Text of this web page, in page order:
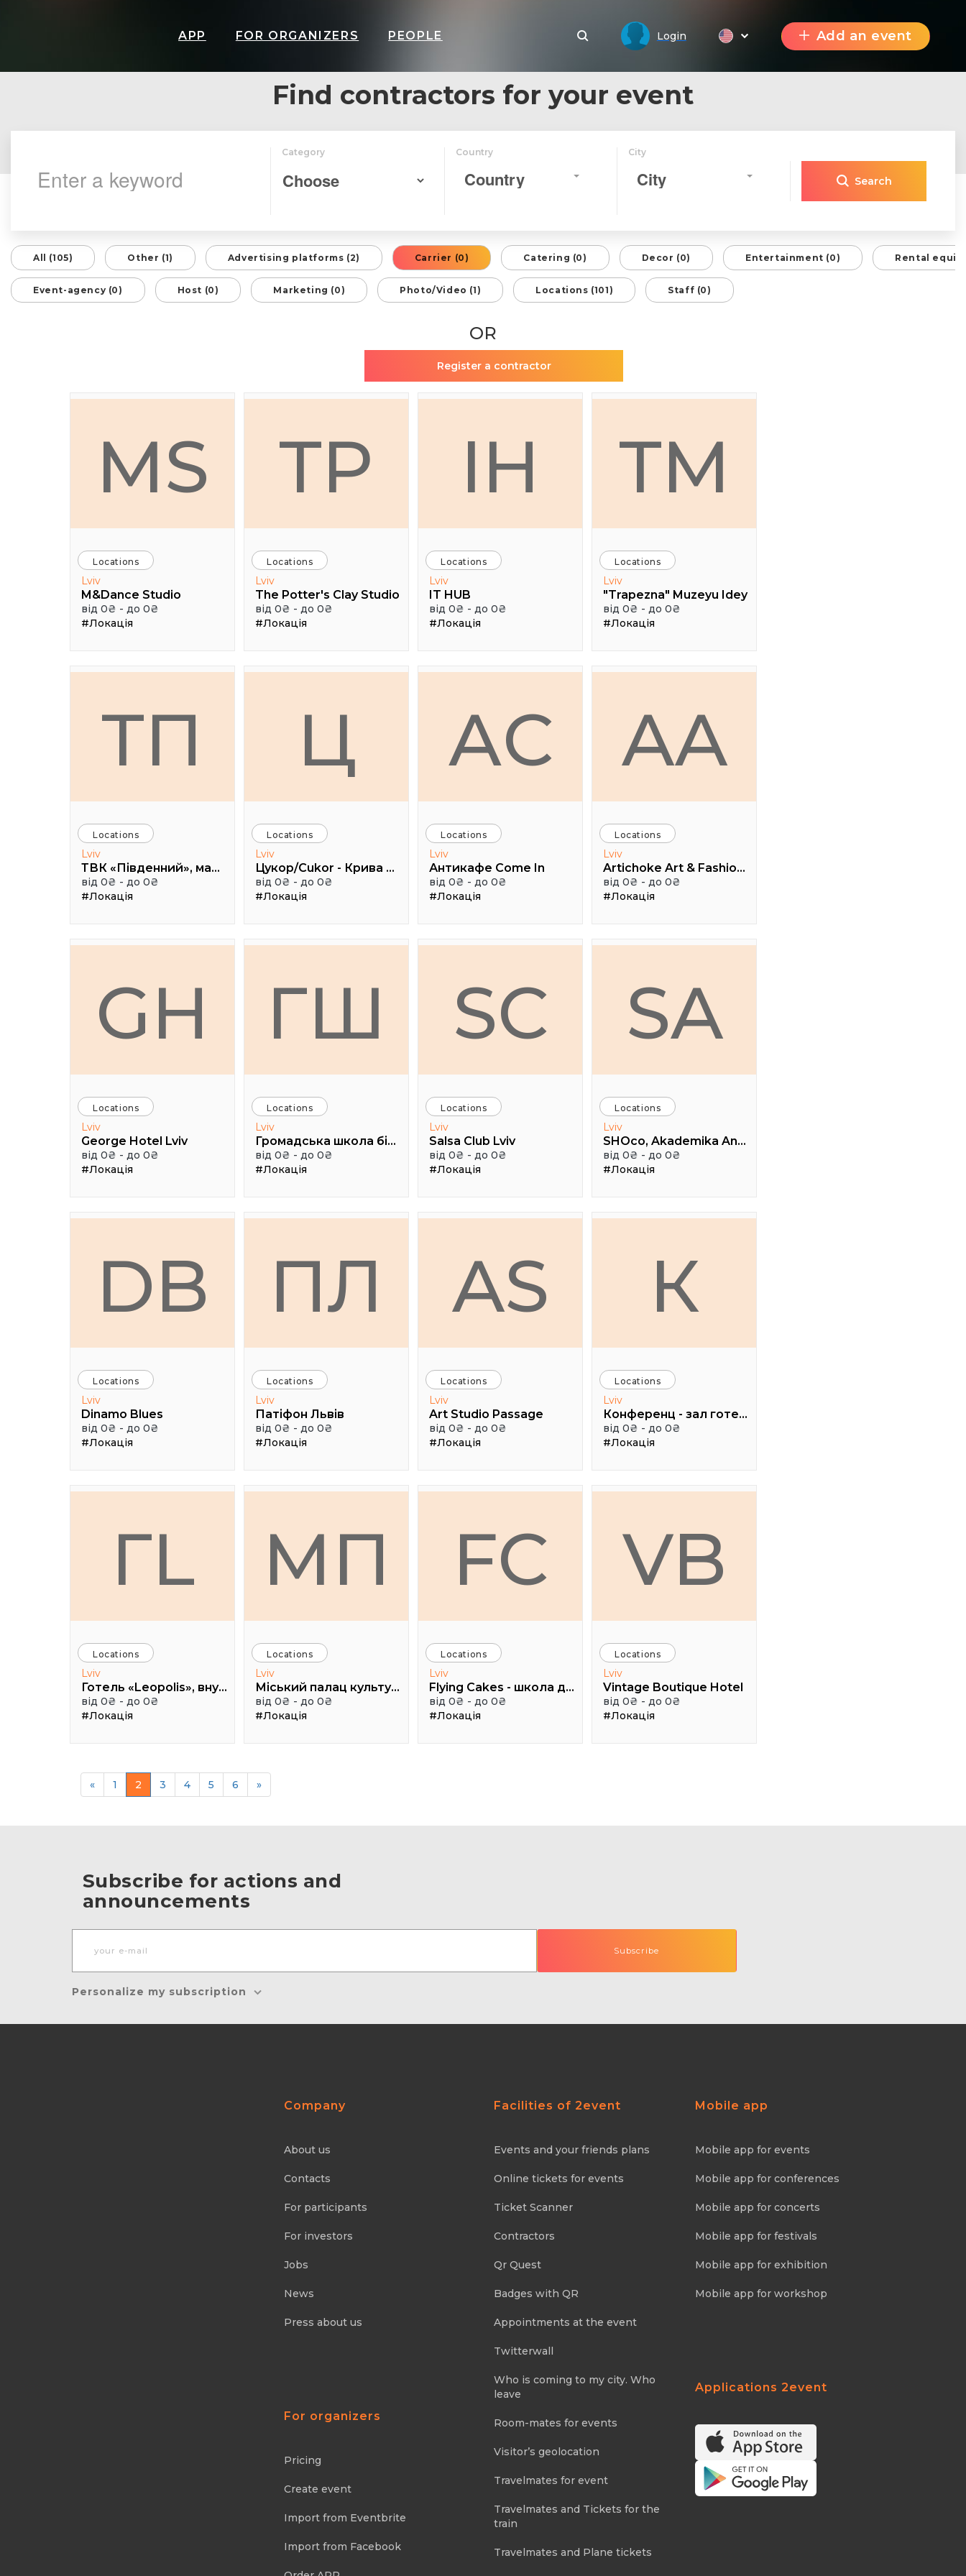
APP FOR ORGANIZERS PEOPLE Login Add an event
Find contractors for your event
Category Country
Country
City
City Search
All (105) Other (1) Advertising platforms (2) Carrier (0) Catering (0) Decor (0) Entertainment (0) Rental
Event-agency (0) Host (0) Marketing (0) Photo/Video (1) Locations (101) Staff (0)
OR
Register a contractor
MS
Locations
Lviv
M&Dance Studio
від 0₴ - до 0₴
#Локація
TP
Locations
Lviv
The Potter's Clay Studio
від 0₴ - до 0₴
#Локація
IH
Locations
Lviv
IT HUB
від 0₴ - до 0₴
#Локація
TM
Locations
Lviv
"Trapezna" Muzeyu Idey
від 0₴ - до 0₴
#Локація
ТП
Locations
Lviv
ТВК «Південний», малий конференц зал
від 0₴ - до 0₴
#Локація
Ц
Locations
Lviv
Цукор/Cukor - Крива Липа, 3
від 0₴ - до 0₴
#Локація
АC
Locations
Lviv
Антикафе Come In
від 0₴ - до 0₴
#Локація
AA
Locations
Lviv
Artichoke Art & Fashion School
від 0₴ - до 0₴
#Локація
GH
Locations
Lviv
George Hotel Lviv
від 0₴ - до 0₴
#Локація
ГШ
Locations
Lviv
Громадська школа бізнесу
від 0₴ - до 0₴
#Локація
SC
Locations
Lviv
Salsa Club Lviv
від 0₴ - до 0₴
#Локація
SA
Locations
Lviv
SHOco, Akademika Andriya Sakharova Street, Lviv, Lviv Oblast, Ukraine
від 0₴ - до 0₴
#Локація
DB
Locations
Lviv
Dinamo Blues
від 0₴ - до 0₴
#Локація
ПЛ
Locations
Lviv
Патіфон Львів
від 0₴ - до 0₴
#Локація
AS
Locations
Lviv
Art Studio Passage
від 0₴ - до 0₴
#Локація
К
Locations
Lviv
Конференц - зал готелю ТАУРУС
від 0₴ - до 0₴
#Локація
ГL
Locations
Lviv
Готель «Leopolis», внутрішній дворик, вул. Театральна, 16, м. Львів
від 0₴ - до 0₴
#Локація
МП
Locations
Lviv
Міський палац культури імені Гната Хоткевича, мала зала
від 0₴ - до 0₴
#Локація
FC
Locations
Lviv
Flying Cakes - школа дизайну
від 0₴ - до 0₴
#Локація
VB
Locations
Lviv
Vintage Boutique Hotel
від 0₴ - до 0₴
#Локація
« 1 2 3 4 5 6 »
Subscribe for actions and
announcements
Personalize my subscription
Company
About us
Contacts
For participants
For investors
Jobs
News
Press about us
For organizers
Pricing
Create event
Import from Eventbrite
Import from Facebook
Facilities of 2event
Events and your friends plans
Online tickets for events
Ticket Scanner
Contractors
Qr Quest
Badges with QR
Appointments at the event
Twitterwall
Who is coming to my city. Who
leave
Room-mates for events
Visitor’s geolocation
Travelmates for event
Travelmates and Tickets for the
train
Travelmates and Plane tickets
Mobile app
Mobile app for events
Mobile app for conferences
Mobile app for concerts
Mobile app for festivals
Mobile app for exhibition
Mobile app for workshop
Applications 2event